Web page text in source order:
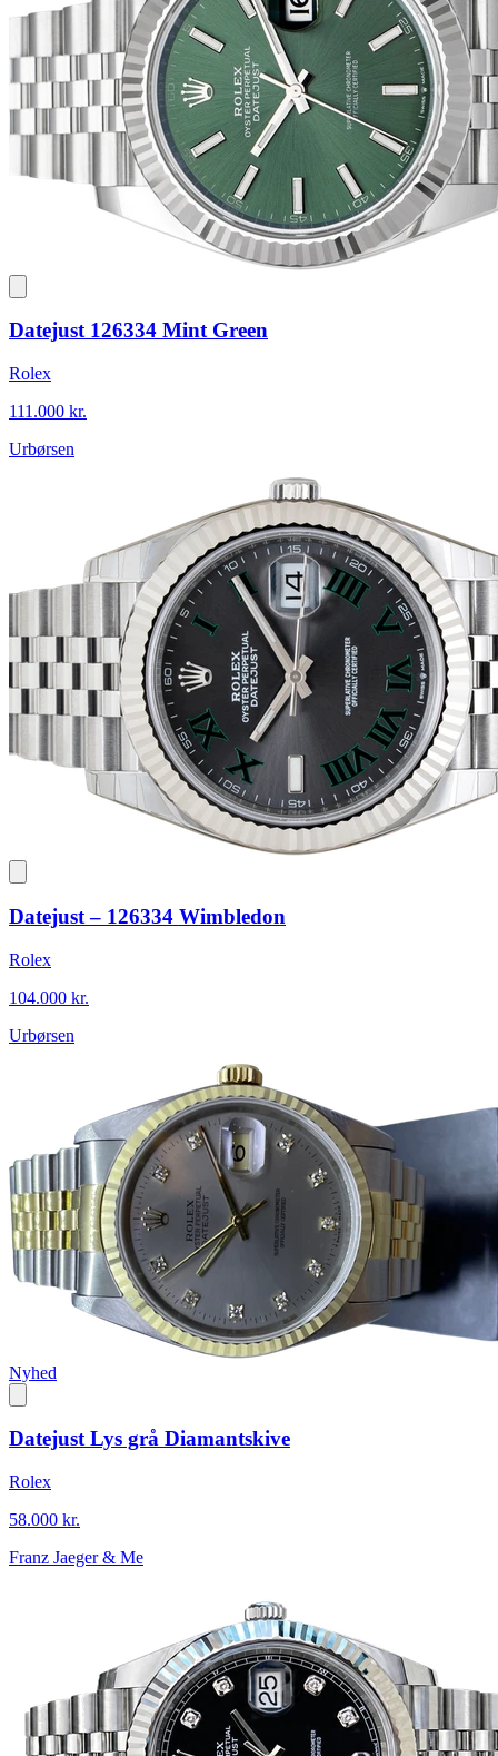
Datejust 126334 Mint Green
Rolex
111.000 kr.
Urbørsen
Datejust – 126334 Wimbledon
Rolex
104.000 kr.
Urbørsen
Nyhed
Datejust Lys grå Diamantskive
Rolex
58.000 kr.
Franz Jaeger & Me